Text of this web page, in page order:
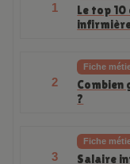
1
Le top
2
Fiche
Combien
?
3
Fiche
Salaire